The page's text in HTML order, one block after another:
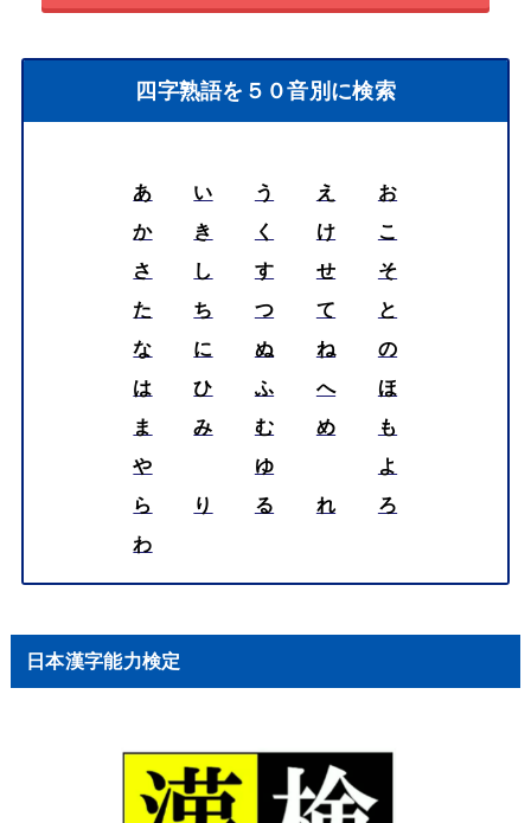
四字熟語を５０音別に検索
あ い う え
お
か
き く け
こ
さ
し す せ
そ
た
ち つ て
と
な
に ぬ ね
の
は
ひ ふ へ
ほ
ま
み む め
も
や
ゆ
よ
ら
り る れ
ろ
わ
日本漢字能力検定